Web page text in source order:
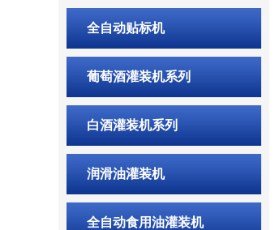
全自动贴标机
葡萄酒灌装机系列
白酒灌装机系列
润滑油灌装机
全自动食用油灌装机